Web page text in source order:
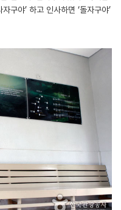
구야’ 하고 인사하면 ‘돌자구야’